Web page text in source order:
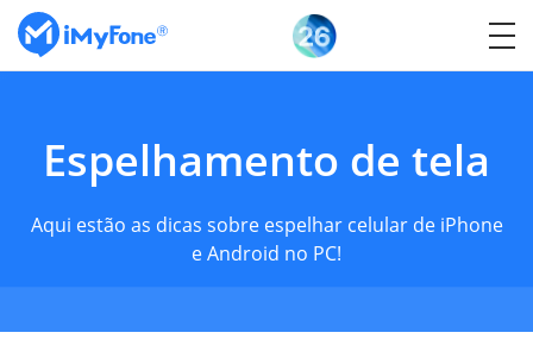
Espelhamento de tela
Aqui estão as dicas sobre espelhar celular de iPhone
e Android no PC!